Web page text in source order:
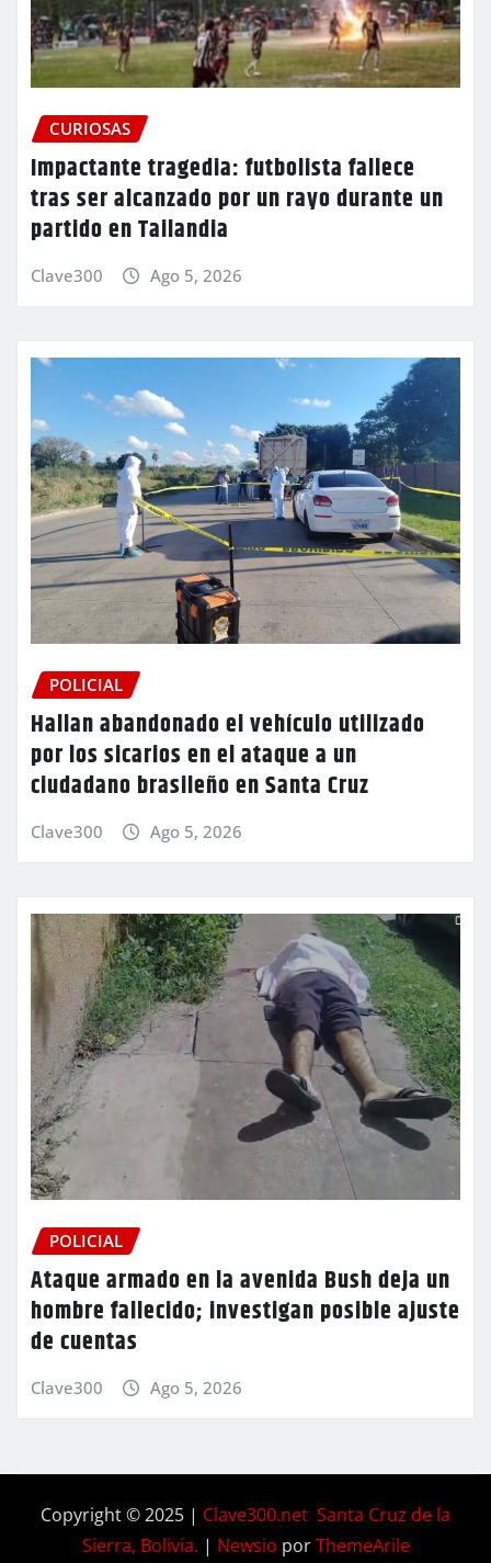
CURIOSAS
Impactante tragedia: futbolista fallece
tras ser alcanzado por un rayo durante un
partido en Tailandia
Clave300 Ago 5, 2026
POLICIAL
Hallan abandonado el vehículo utilizado
por los sicarios en el ataque a un
ciudadano brasileño en Santa Cruz
Clave300 Ago 5, 2026
POLICIAL
Ataque armado en la avenida Bush deja un
hombre fallecido; investigan posible ajuste
de cuentas
Clave300 Ago 5, 2026
Copyright © 2025 | Clave300.net Santa Cruz de la
Sierra, Bolivia. | Newsio porThemeArile